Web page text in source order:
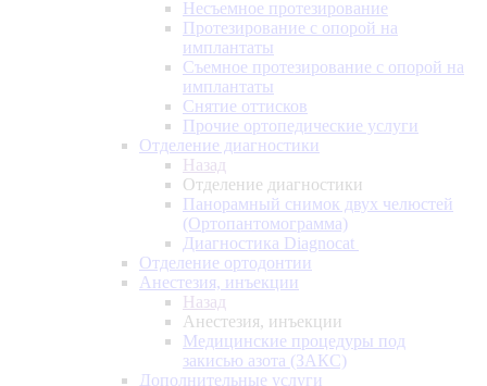
Несъемное протезирование
Протезирование с опорой на
имплантаты
Съемное протезирование с опорой на
имплантаты
Снятие оттисков
Прочие ортопедические услуги
Отделение диагностики
Назад
Отделение диагностики
Панорамный снимок двух челюстей
(Ортопантомограмма)
Диагностика Diagnocat
Отделение ортодонтии
Анестезия, инъекции
Назад
Анестезия, инъекции
Медицинские процедуры под
закисью азота (ЗАКС)
Дополнительные услуги